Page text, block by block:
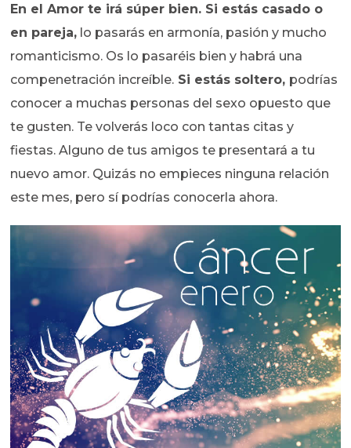
En el Amor te irá súper bien. Si estás casado o
en pareja, lo pasarás en armonía, pasión y mucho
romanticismo. Os lo pasaréis bien y habrá una
compenetración increíble. Si estás soltero, podrías
conocer a muchas personas del sexo opuesto que
te gusten. Te volverás loco con tantas citas y
fiestas. Alguno de tus amigos te presentará a tu
nuevo amor. Quizás no empieces ninguna relación
este mes, pero sí podrías conocerla ahora.